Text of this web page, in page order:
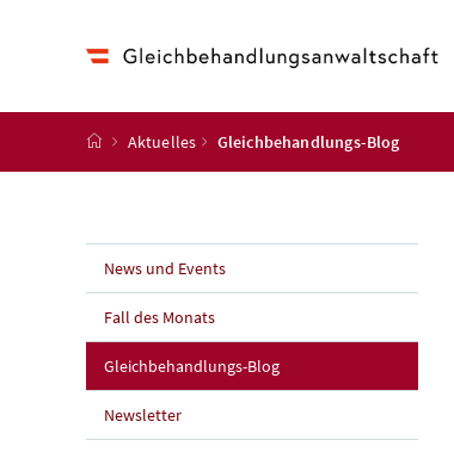
Startseite
Aktuelles Gleichbehandlungs-Blog
News und Events
Fall des Monats
Gleichbehandlungs-Blog(aktuelle Seite)
Newsletter